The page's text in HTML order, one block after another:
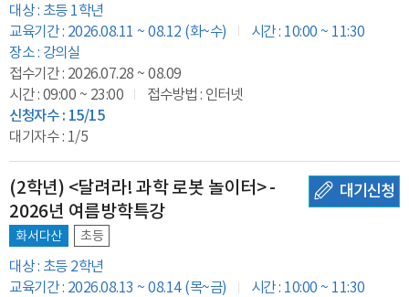
대상 : 초등 1학년
교육기간 : 2026.08.11 ~ 08.12 (화~수)
시간 : 10:00 ~ 11:30
장소 : 강의실
접수기간 : 2026.07.28 ~ 08.09
시간 : 09:00 ~ 23:00
접수방법 : 인터넷
신청자수 : 15/15
대기자수 : 1/5
(2학년) <달려라! 과학 로봇 놀이터> -
2026년 여름방학특강
화서다산 초등
대상 : 초등 2학년
교육기간 : 2026.08.13 ~ 08.14 (목~금)
시간 : 10:00 ~ 11:30
대기신청